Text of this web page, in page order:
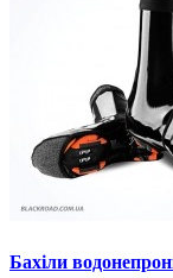
Бахіли